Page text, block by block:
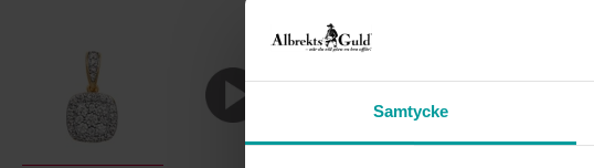
Samtycke